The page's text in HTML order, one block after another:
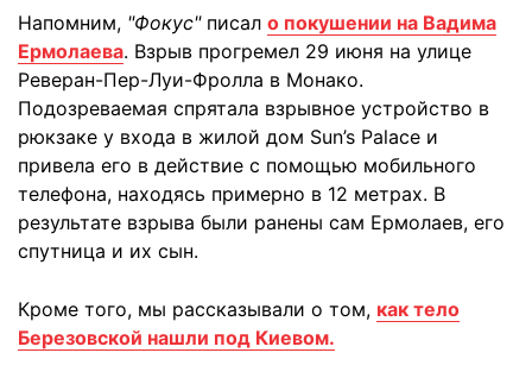
Напомним, "Фокус"писал о покушении на Вадима
Ермолаева. Взрыв прогремел 29 июня на улице
Реверан-Пер-Луи-Фролла в Монако.
Подозреваемая спрятала взрывное устройство в
рюкзаке у входа в жилой дом Sun’s Palace и
привела его в действие с помощью мобильного
телефона, находясь примерно в 12 метрах. В
результате взрыва были ранены сам Ермолаев, его
спутница и их сын.
Кроме того, мы рассказывали о том, как тело
Березовской нашли под Киевом.